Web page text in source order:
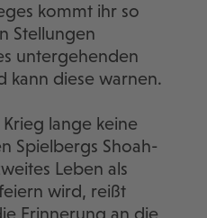
kommt ihr so
Stellungen
untergehenden
kann diese warnen.
lange keine
Spielbergs Shoah-
Leben als
wird, reißt
Erinnerung an die